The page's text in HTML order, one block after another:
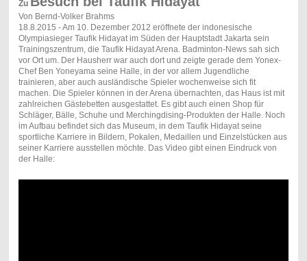
Zu
Von Bernd-Volker Brahms
18.8.2015 - Am 10. Dezember 2012 eröffnete der indonesische
Olympiasieger Taufik Hidayat im Süden der Hauptstadt Jakarta sein
Trainingszentrum, die Taufik Hidayat Arena. Badminton-News sah sich
vor Ort um. Der Hausherr war auch dort und zeigte gerade dem Yonex-
Chef Ben Yoneyama seine Halle, in der vor allem Jugendliche
trainieren, aber auch ausländische Spieler wochenweise sich fit
machen. Die Spieler können in der Arena übernachten, das Haus ist mit
zahlreichen Gästebetten ausgestattet. Es gibt auch einen Shop für
Schläger, Bälle, Schuhe und Merchingdising-Produkten der Halle. Noch
im Aufbau befindet sich das Museum, in dem Taufik Hidayat seine
sportliche Karriere in Bildern, Pokalen, Medaillen und Einzelstücken aus
seiner Karriere ausstellen möchte. Das Video gibt einen Eindruck von
der Halle: